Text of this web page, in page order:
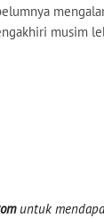
musim
untuk